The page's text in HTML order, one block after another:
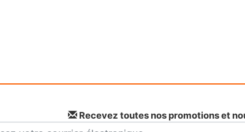
Recevez toutes nos promotions et